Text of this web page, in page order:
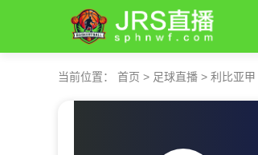
当前位置： 首页 > 足球直播 > 利比亚甲